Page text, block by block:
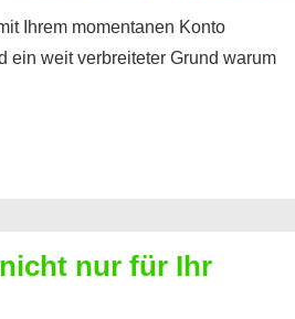
Ihrem momentanen Konto
ein weit verbreiteter Grund warum
nur für Ihr